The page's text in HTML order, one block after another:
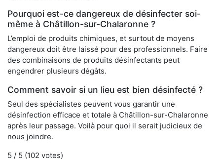
Pourquoi est-ce dangereux de désinfecter soi-
même à Châtillon-sur-Chalaronne ?
L’emploi de produits chimiques, et surtout de moyens
dangereux doit être laissé pour des professionnels. Faire
des combinaisons de produits désinfectants peut
engendrer plusieurs dégâts.
Comment savoir si un lieu est bien désinfecté ?
Seul des spécialistes peuvent vous garantir une
désinfection efficace et totale à Châtillon-sur-Chalaronne
après leur passage. Voilà pour quoi il serait judicieux de
nous joindre.
5 / 5 (102 votes)